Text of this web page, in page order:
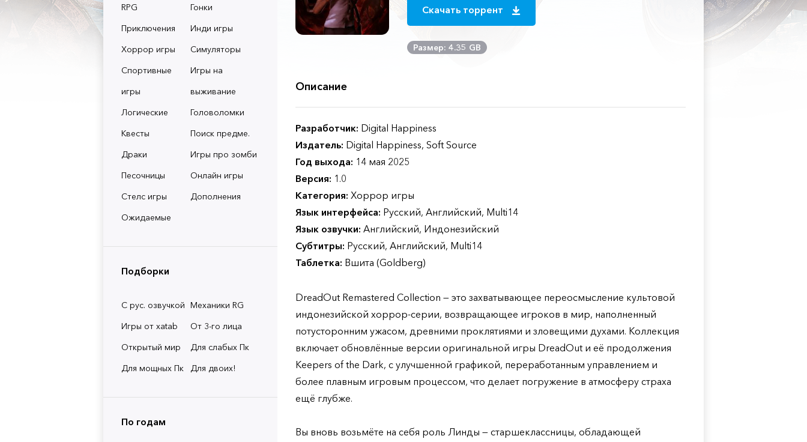
RPG
Гонки
Приключения
Инди игры
Хоррор игры
Симуляторы
Спортивные
игры
Игры на
выживание
Логические
Головоломки
Квесты
Поиск предме.
Драки
Игры про зомби
Песочницы
Онлайн игры
Стелс игры
Дополнения
Ожидаемые
Подборки
С рус. озвучкой Механики RG
Игры от xatab
От 3-го лица
Открытый мир
Для слабых Пк
Для мощных Пк
Для двоих!
По годам
Скачать торрент
Размер: 4.35 GB
Описание
Разработчик: Digital Happiness
Издатель: Digital Happiness, Soft Source
Год выхода: 14 мая 2025
Версия: 1.0
Категория: Хоррор игры
Язык интерфейса: Русский, Английский, Multi14
Язык озвучки: Английский, Индонезийский
Субтитры: Русский, Английский, Multi14
Таблетка: Вшита (Goldberg)
DreadOut Remastered Collection — это захватывающее переосмысление культовой
индонезийской хоррор-серии, возвращающее игроков в мир, наполненный
потусторонним ужасом, древними проклятиями и зловещими духами. Коллекция
включает обновлённые версии оригинальной игры DreadOut и её продолжения
Keepers of the Dark, с улучшенной графикой, переработанным управлением и
более плавным игровым процессом, что делает погружение в атмосферу страха
ещё глубже.
Вы вновь возьмёте на себя роль Линды — старшеклассницы, обладающей